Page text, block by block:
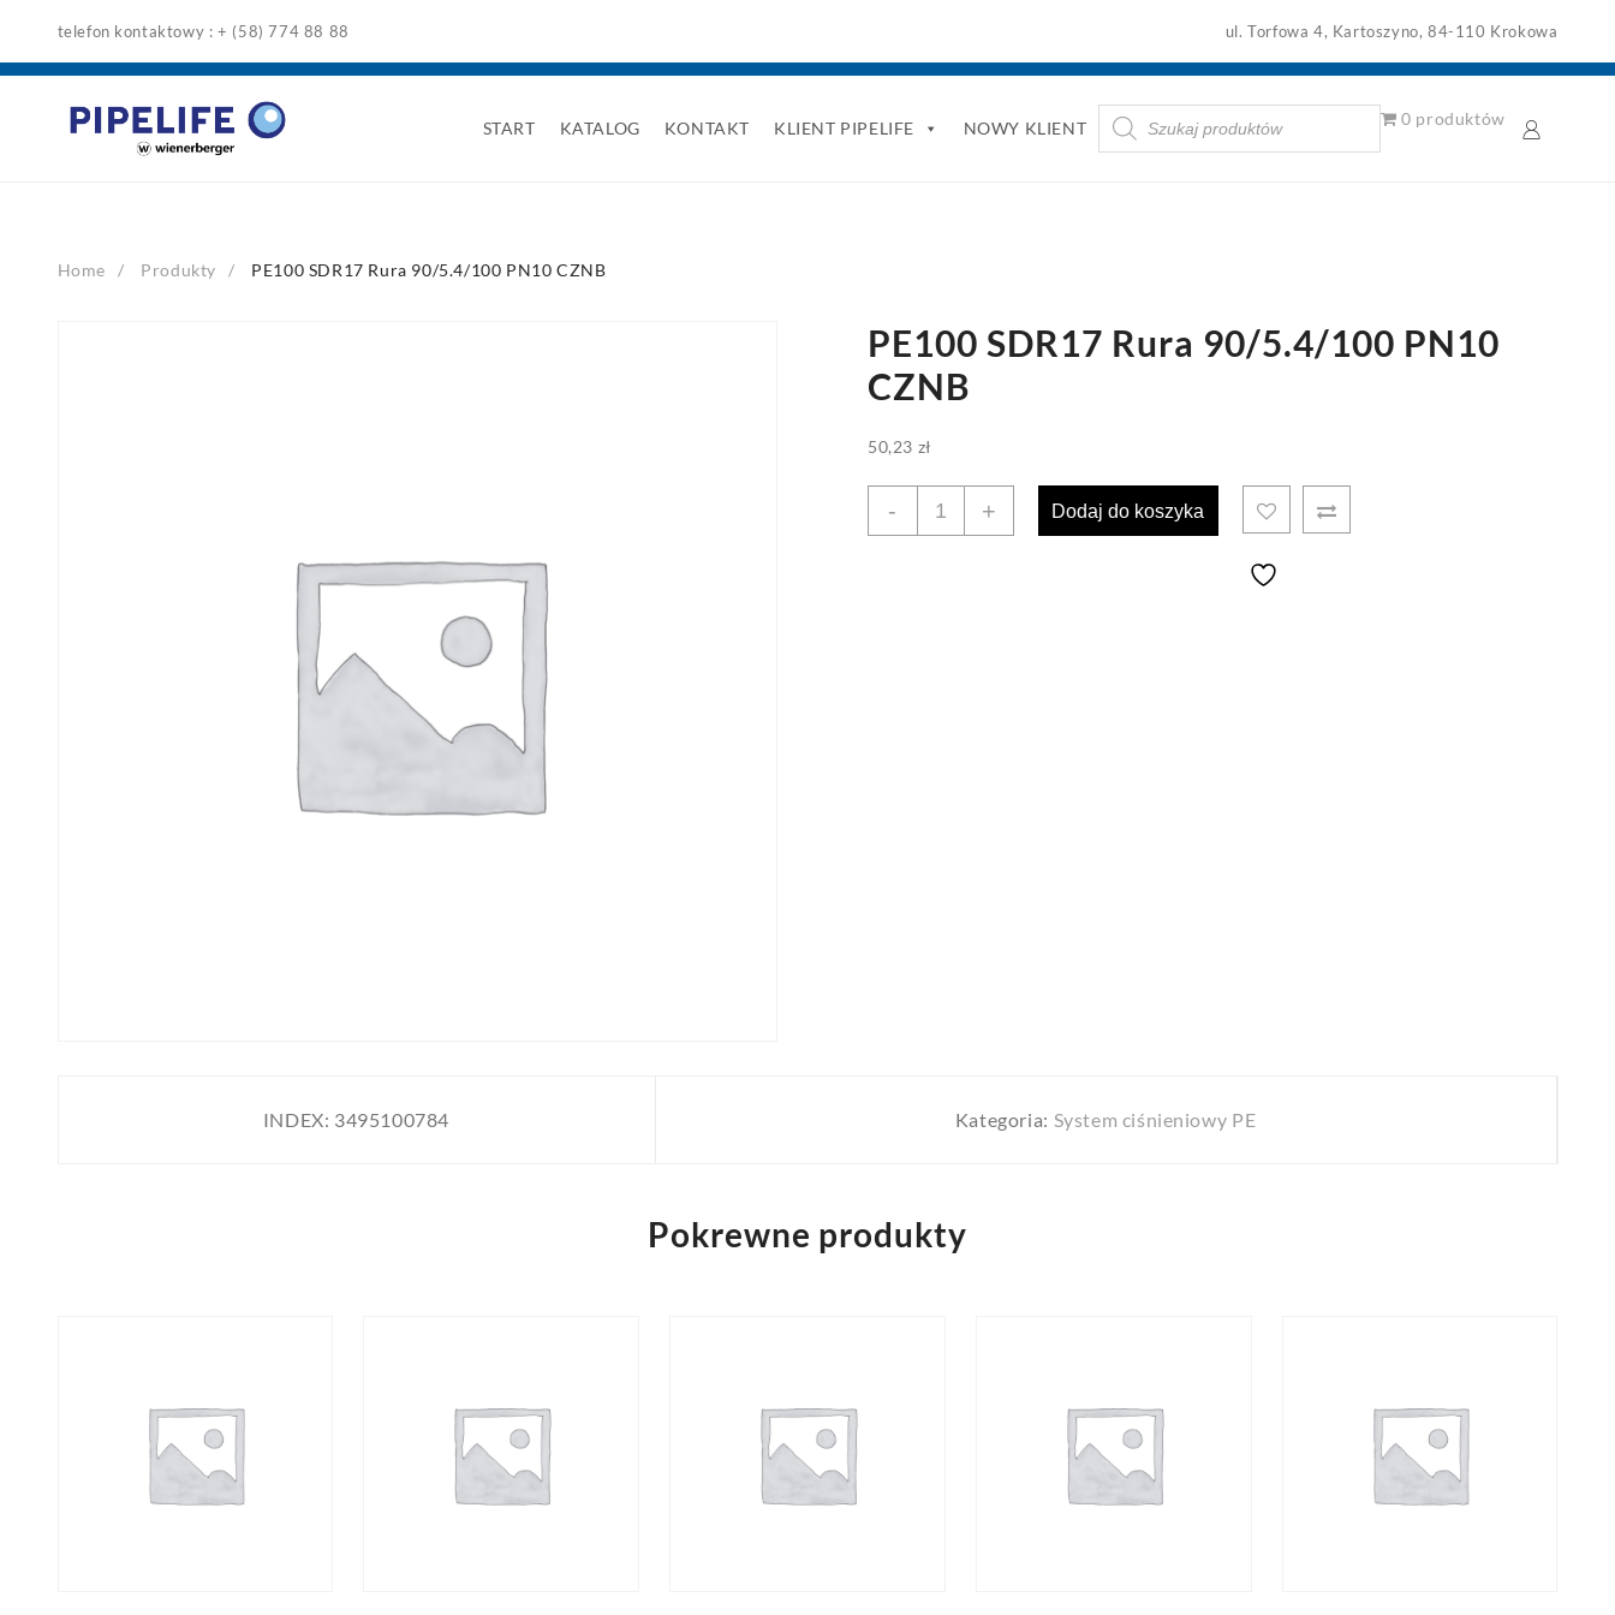
content
telefon kontaktowy : + (58) 774 88 88 ul. Torfowa 4, Kartoszyno, 84-110 Krokowa
START KATALOG KONTAKT KLIENT PIPELIFE NOWY KLIENT
Wyszukiwarka
produktów
0 produktów
Home Produkty PE100 SDR17 Rura 90/5.4/100 PN10 CZNB
PE100 SDR17 Rura 90/5.4/100 PN10
CZNB
50,23 zł
-
ilość
PE100
+ Dodaj do koszyka
INDEX: 3495100784 Kategoria: System ciśnieniowy PE
Pokrewne produkty